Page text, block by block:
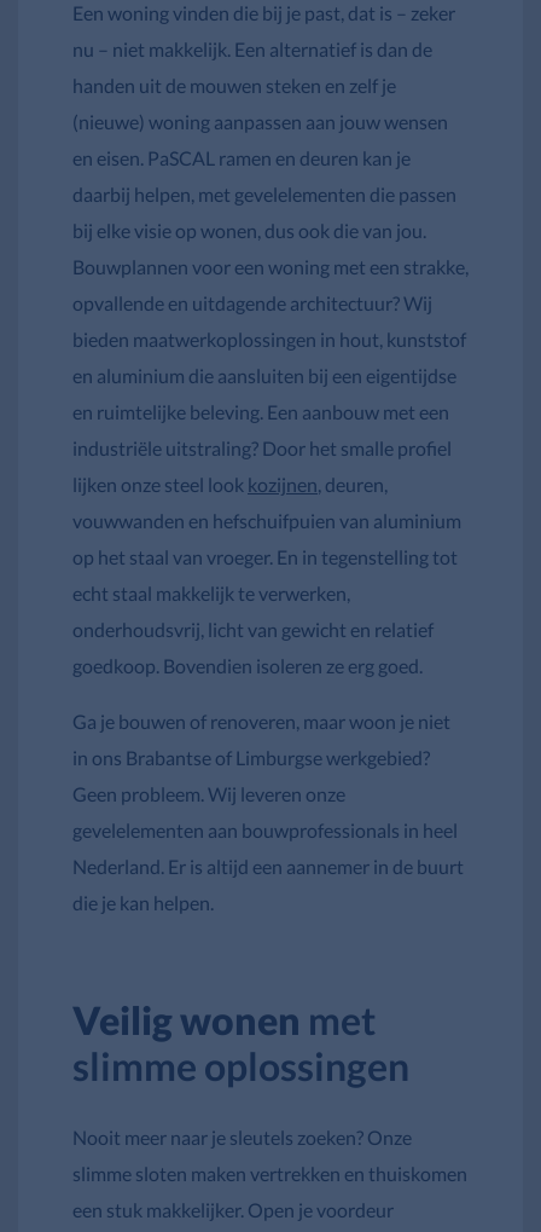
Een woning vinden die bij je past, dat is – zeker
nu – niet makkelijk. Een alternatief is dan de
handen uit de mouwen steken en zelf je
(nieuwe) woning aanpassen aan jouw wensen
en eisen. PaSCAL ramen en deuren kan je
daarbij helpen, met gevelelementen die passen
bij elke visie op wonen, dus ook die van jou.
Bouwplannen voor een woning met een strakke,
opvallende en uitdagende architectuur? Wij
bieden maatwerkoplossingen in hout, kunststof
en aluminium die aansluiten bij een eigentijdse
en ruimtelijke beleving. Een aanbouw met een
industriële uitstraling? Door het smalle profiel
lijken onze steel look kozijnen, deuren,
vouwwanden en hefschuifpuien van aluminium
op het staal van vroeger. En in tegenstelling tot
echt staal makkelijk te verwerken,
onderhoudsvrij, licht van gewicht en relatief
goedkoop. Bovendien isoleren ze erg goed.
Ga je bouwen of renoveren, maar woon je niet
in ons Brabantse of Limburgse werkgebied?
Geen probleem. Wij leveren onze
gevelelementen aan bouwprofessionals in heel
Nederland. Er is altijd een aannemer in de buurt
die je kan helpen.
Veilig wonen met
slimme oplossingen
Nooit meer naar je sleutels zoeken? Onze
slimme sloten maken vertrekken en thuiskomen
een stuk makkelijker. Open je voordeur